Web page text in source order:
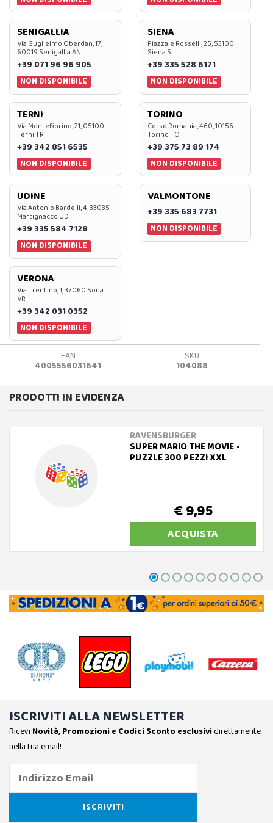
SENIGALLIA
Via Guglielmo Oberdan, 17,
60019 Senigallia AN
+39 071 96 96 905
NON DISPONIBILE
SIENA
Piazzale Rosselli, 25, 53100
Siena SI
+39 335 528 6171
NON DISPONIBILE
TERNI
Via Montefiorino, 21, 05100
Terni TR
+39 342 851 6535
NON DISPONIBILE
TORINO
Corso Romania, 460, 10156
Torino TO
+39 375 73 89 174
NON DISPONIBILE
UDINE
Via Antonio Bardelli, 4, 33035
Martignacco UD
+39 335 584 7128
NON DISPONIBILE
VALMONTONE
+39 335 683 7731
NON DISPONIBILE
VERONA
Via Trentino, 1, 37060 Sona
VR
+39 342 031 0352
NON DISPONIBILE
EAN
4005556031641
SKU
104088
PRODOTTI IN EVIDENZA
RAVENSBURGER
SUPER MARIO THE MOVIE -
PUZZLE 300 PEZZI XXL
€ 9,95
ACQUISTA
ISCRIVITI ALLA NEWSLETTER
Ricevi Novità, Promozioni e Codici Sconto esclusividirettamente
nella tua email!